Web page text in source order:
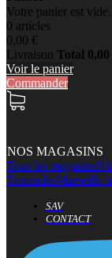
Votre panier est vide.
0 articles
0,00 €
Livraison Total 0,00
Voir le panier
Commander
NOS MAGASINS
Tous les magasins
TourradesMarseille
SAV
CONTACT